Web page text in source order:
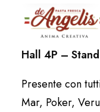
Hall 4P –
Presente con
Mar, Poker,